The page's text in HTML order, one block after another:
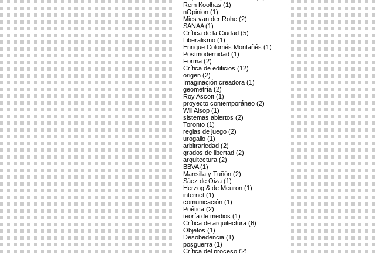
Rem Koolhas (1)
nOpinion (1)
Mies van der Rohe (2)
SANAA (1)
Crítica de la Ciudad (5)
Liberalismo (1)
Enrique Colomés Montañés (1)
Postmodernidad (1)
Forma (2)
Crítica de edificios (12)
origen (2)
Imaginación creadora (1)
geometría (2)
Roy Ascott (1)
proyecto contemporáneo (2)
Will Alsop (1)
sistemas abiertos (2)
Toronto (1)
reglas de juego (2)
urogallo (1)
arbitrariedad (2)
grados de libertad (2)
arquitectura (2)
BBVA (1)
Mansilla y Tuñón (2)
Sáez de Oiza (1)
Herzog & de Meuron (1)
internet (1)
comunicación (1)
Poética (2)
teoría de medios (1)
Crítica de arquitectura (6)
Objetos (1)
Desobedencia (1)
posguerra (1)
Crítica del proceso (2)